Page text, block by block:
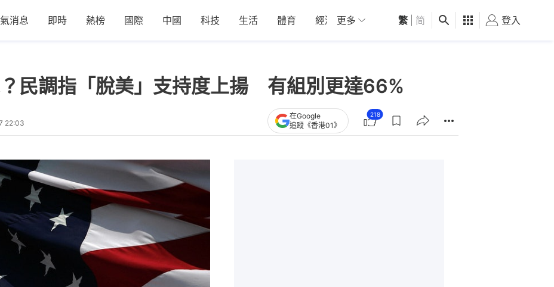
消息 即時 熱榜 國際 中國 科技 生活 體育 經濟 01深圳 觀點 健康 好食玩飛
更多 繁 简 登入
民調指「脫美」支持度上揚 有組別更達66%
22:03
在Google
追蹤《香港01》
218